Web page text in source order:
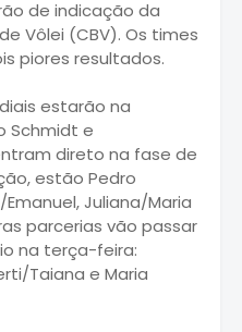
de indicação da
Vôlei (CBV). Os times
piores resultados.
estarão na
Schmidt e
direto na fase de
estão Pedro
Juliana/Maria
parcerias vão passar
na terça-feira:
Taiana e Maria